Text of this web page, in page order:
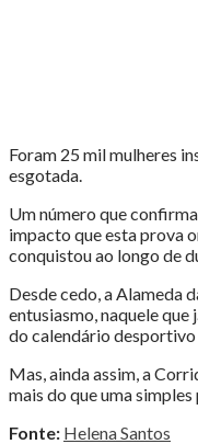
Foram 25 mil mulheres
esgotada.
Um número que
impacto que esta prova
conquistou ao longo de
Desde cedo, a Alameda
entusiasmo, naquele que
do calendário desportivo
Mas, ainda assim, a
mais do que uma
Fonte: Helena Santos